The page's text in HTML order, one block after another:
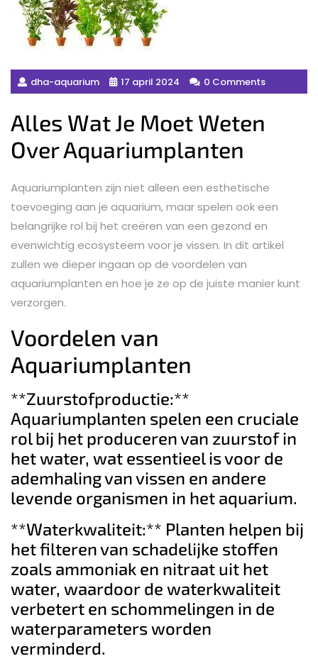
dha-aquarium 17 april 2024 0 Comments
Alles Wat Je Moet Weten
Over Aquariumplanten
Aquariumplanten zijn niet alleen een esthetische
toevoeging aan je aquarium, maar spelen ook een
belangrijke rol bij het creëren van een gezond en
evenwichtig ecosysteem voor je vissen. In dit artikel
zullen we dieper ingaan op de voordelen van
aquariumplanten en hoe je ze op de juiste manier kunt
verzorgen.
Voordelen van
Aquariumplanten
**Zuurstofproductie:**
Aquariumplanten spelen een cruciale
rol bij het produceren van zuurstof in
het water, wat essentieel is voor de
ademhaling van vissen en andere
levende organismen in het aquarium.
**Waterkwaliteit:** Planten helpen bij
het filteren van schadelijke stoffen
zoals ammoniak en nitraat uit het
water, waardoor de waterkwaliteit
verbetert en schommelingen in de
waterparameters worden
verminderd.